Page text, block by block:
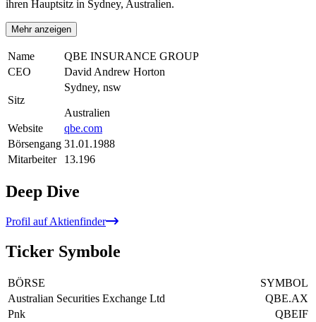
ihren Hauptsitz in Sydney, Australien.
Mehr anzeigen
Name
QBE INSURANCE GROUP
CEO
David Andrew Horton
Sitz
Sydney, nsw
Australien
Website
qbe.com
Börsengang 31.01.1988
Mitarbeiter
13.196
Deep Dive
Profil auf Aktienfinder
Ticker Symbole
BÖRSE
SYMBOL
Australian Securities Exchange Ltd
QBE.AX
Pnk
QBEIF